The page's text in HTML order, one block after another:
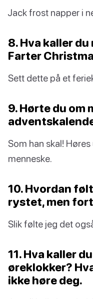
Jack frost napper i
8. Hva kaller
Farter
Sett dette på et
9. Hørte du om
Som han skal!
menneske.
10. Hvordan
rystet, men
Slik følte jeg det
11. Hva kaller
øreklokker?
ikke høre deg.